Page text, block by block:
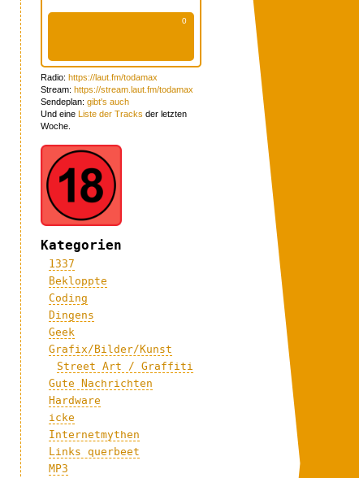
Radio: https://laut.fm/todamax
Stream: https://stream.laut.fm/todamax
Sendeplan: gibt's auch
Und eine Liste der Tracks der letzten
Woche.
Kategorien
1337
Bekloppte
Coding
Dingens
Geek
Grafix/Bilder/Kunst
Street Art / Graffiti
Gute Nachrichten
Hardware
icke
Internetmythen
Links querbeet
MP3